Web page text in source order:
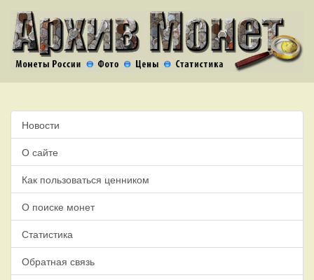
Новости
О сайте
Как пользоваться ценником
О поиске монет
Статистика
Обратная связь